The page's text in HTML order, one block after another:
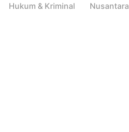
Hukum & Kriminal Nusantara